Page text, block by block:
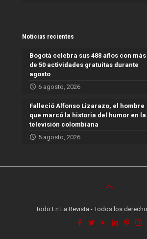
Noticias recientes
Bogotá celebra sus 488 años con más
de 50 actividades gratuitas durante
agosto
6 agosto, 2026
Falleció Alfonso Lizarazo, el hombre
que marcó la historia del humor en la
televisión colombiana
5 agosto, 2026
Todo En La Revista - Todos los